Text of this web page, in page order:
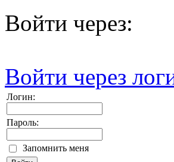
Войти через:
Войти через
Логин:
Пароль:
Запомнить меня